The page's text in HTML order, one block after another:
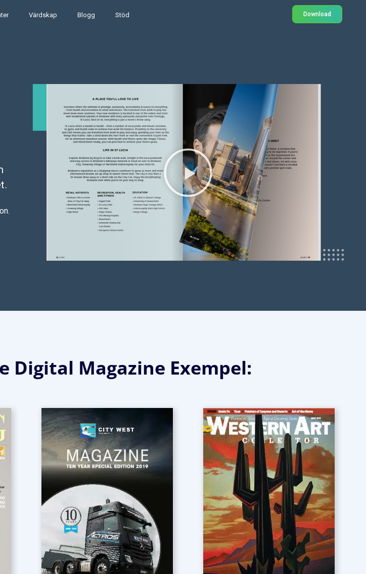
Värdskap Blogg Stöd Download
Digital Magazine Exempel: